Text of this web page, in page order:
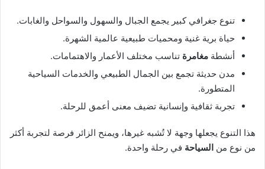
تنوع جغرافي كبير يجمع الجبال والسهول والسواحل والغابات.
حياة برية غنية ومحميات طبيعية عالمية الشهرة.
أنشطة مغامرة تناسب مختلف الأعمار والاهتمامات.
مدن حديثة تجمع بين الجمال الطبيعي والخدمات السياحية
المتطورة.
تجربة ثقافية وإنسانية تضيف معنى أعمق للرحلة.
هذا التنوع يجعلها وجهة لا تُشبه غيرها، ويمنح الزائر فرصة لتجربة أكثر
من نوع من السياحة في رحلة واحدة.